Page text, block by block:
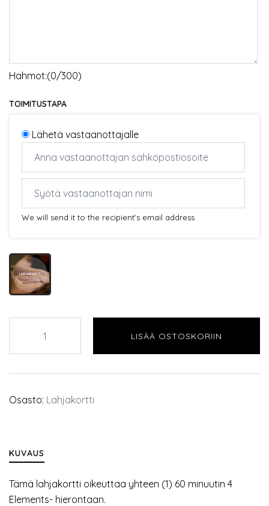
Hahmot:(0/300)
TOIMITUSTAPA
Lähetä vastaanottajalle
We will send it to the recipient's email address
4
Elements-
määrä
LISÄÄ OSTOSKORIIN
Osasto: Lahjakortti
KUVAUS
Tämä lahjakortti oikeuttaa yhteen (1) 60 minuutin 4
Elements- hierontaan.